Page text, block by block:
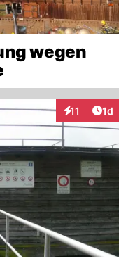
wegen
11 1d